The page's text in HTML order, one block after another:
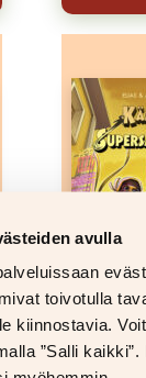
avulla
toivotulla
kiinnostavia.
”Salli kaikki”.